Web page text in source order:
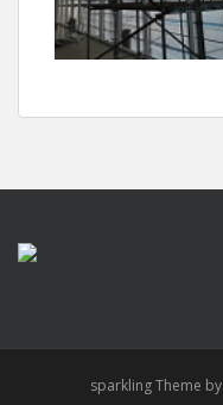
sparkling Theme by